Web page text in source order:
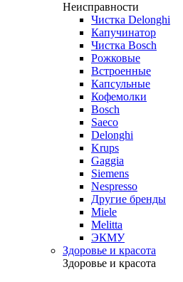
Неисправности
Чистка Delonghi
Капучинатор
Чистка Bosch
Рожковые
Встроенные
Капсульные
Кофемолки
Bosch
Saeco
Delonghi
Krups
Gaggia
Siemens
Nespresso
Другие бренды
Miele
Melitta
ЭКМУ
Здоровье и красота
Здоровье и красота